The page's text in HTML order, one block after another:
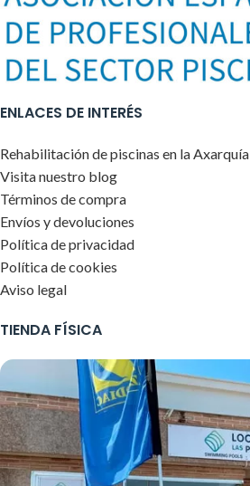
ENLACES DE INTERÉS
Rehabilitación de piscinas en la Axarquía
Visita nuestro blog
Términos de compra
Envíos y devoluciones
Política de privacidad
Política de cookies
Aviso legal
TIENDA FÍSICA